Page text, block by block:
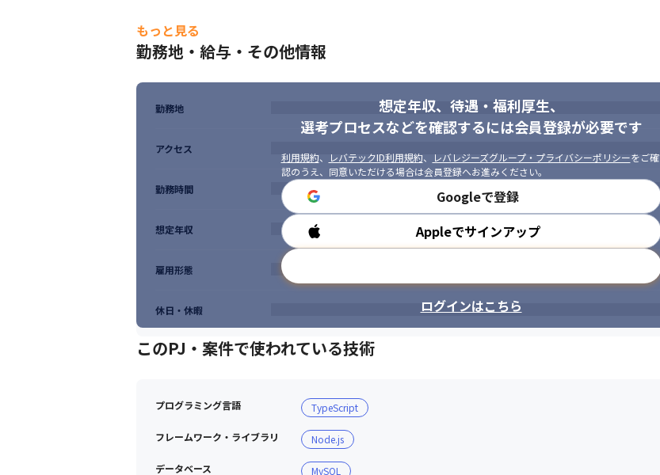
・月収36万→40万
【24歳入社1年目デザイナー】
もっと見る
勤務地・給与・その他情報
想定年収、待遇・福利厚生、
選考プロセスなどを確認するには会員登録が必要です
利用規約、 レバテックID利用規約、 レバレジーズグループ・プライバシーポリシーをご確
認のうえ、同意いただける場合は会員登録へお進みください。
Googleで登録
Appleでサインアップ
ログインはこちら
勤務地
アクセス
勤務時間
想定年収
雇用形態
休日・休暇
このPJ・案件で使われている技術
プログラミング言語 TypeScript
フレームワーク・ライブラリ Node.js
データベース MySQL